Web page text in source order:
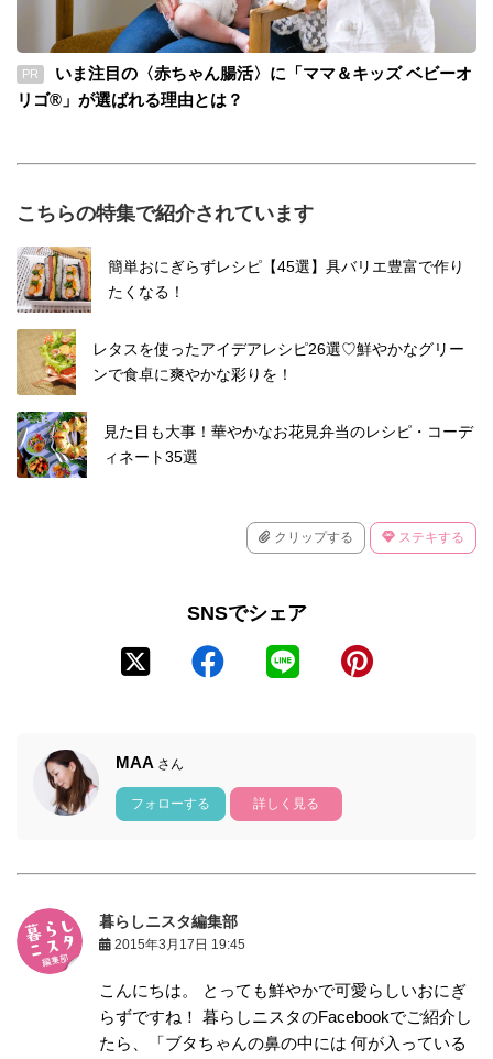
PR
いま注目の〈赤ちゃん腸活〉に「ママ＆キッズ ベビーオ
リゴ®」が選ばれる理由とは？
こちらの特集で紹介されています
簡単おにぎらずレシピ【45選】具バリエ豊富で作り
たくなる！
レタスを使ったアイデアレシピ26選♡鮮やかなグリー
ンで食卓に爽やかな彩りを！
見た目も大事！華やかなお花見弁当のレシピ・コーデ
ィネート35選
クリップする ステキする
SNSでシェア
MAA さん
フォローする 詳しく見る
暮らしニスタ編集部
2015年3月17日 19:45
こんにちは。 とっても鮮やかで可愛らしいおにぎ
らずですね！ 暮らしニスタのFacebookでご紹介し
たら、「ブタちゃんの鼻の中には 何が入っている